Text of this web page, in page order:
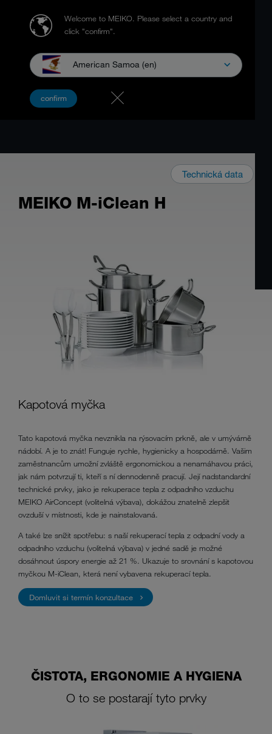
Welcome to MEIKO. Please select a country and
click "confirm".
American Samoa (en)
confirm
Technická data
MEIKO M-iClean H
Kapotová myčka
Tato kapotová myčka nevznikla na rýsovacím prkně, ale v umývárně
nádobí. A je to znát! Funguje rychle, hygienicky a hospodárně. Vašim
zaměstnancům umožní zvláště ergonomickou a nenamáhavou práci,
jak nám potvrzují ti, kteří s ní dennodenně pracují. Její nadstandardní
technické prvky, jako je rekuperace tepla z odpadního vzduchu
MEIKO AirConcept (volitelná výbava), dokážou znatelně zlepšit
ovzduší v místnosti, kde je nainstalovaná.
A také lze snížit spotřebu: s naší rekuperací tepla z odpadní vody a
odpadního vzduchu (volitelná výbava) v jedné sadě je možné
dosáhnout úspory energie až 21 %. Ukazuje to srovnání s kapotovou
myčkou M-iClean, která není vybavena rekuperací tepla.
Domluvit si termín konzultace
ČISTOTA, ERGONOMIE A HYGIENA
O to se postarají tyto prvky